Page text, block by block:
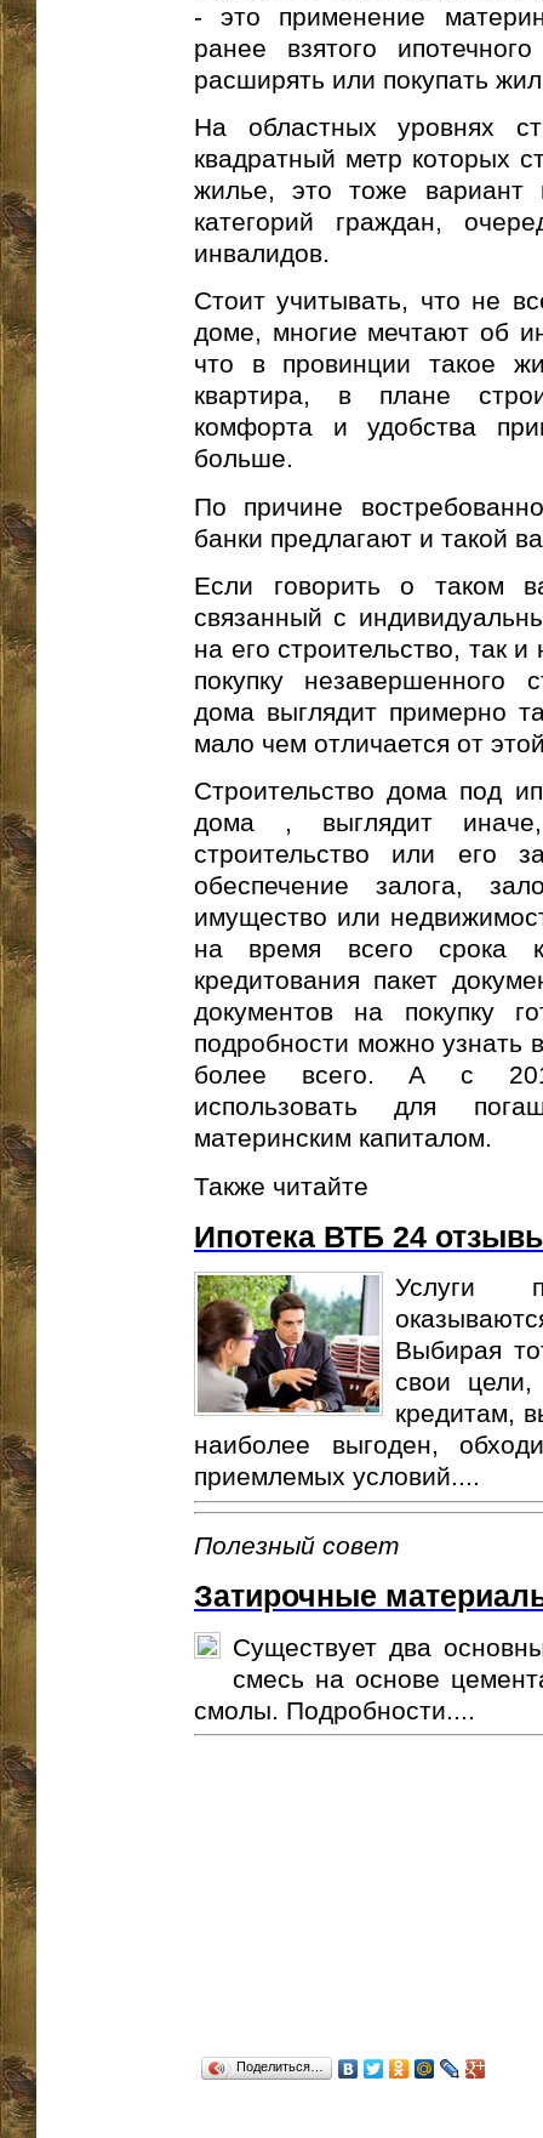
- это применение
ранее взятого
расширять или покупать
На областных уровнях
квадратный метр которых
жилье, это тоже вариант
категорий граждан,
инвалидов.
Стоит учитывать, что не
доме, многие мечтают об
что в провинции такое
квартира, в плане
комфорта и удобства
больше.
По причине
банки предлагают и такой
Если говорить о таком
связанный с
на его строительство, так
покупку незавершенного
дома выглядит примерно
мало чем отличается от
Строительство дома под
дома , выглядит
строительство или его
обеспечение залога,
имущество или
на время всего срока
кредитования пакет
документов на покупку
подробности можно узнать
более всего. А с 2011
использовать для
материнским капиталом.
Также читайте
Ипотека ВТБ 24
Услуги
Выбирая
свои цели,
кредитам,
наиболее выгоден,
приемлемых условий....
Полезный совет
Затирочные
Существует два
смесь на основе
смолы. Подробности....
Поделиться…